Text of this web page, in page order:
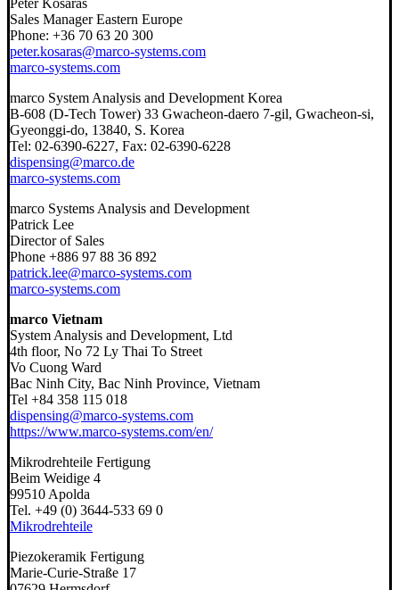
Peter Kosaras
Sales Manager Eastern Europe
Phone: +36 70 63 20 300
peter.kosaras@marco-systems.com
marco-systems.com
marco System Analysis and Development Korea
B-608 (D-Tech Tower) 33 Gwacheon-daero 7-gil, Gwacheon-si,
Gyeonggi-do, 13840, S. Korea
Tel: 02-6390-6227, Fax: 02-6390-6228
dispensing@marco.de
marco-systems.com
marco Systems Analysis and Development
Patrick Lee
Director of Sales
Phone +886 97 88 36 892
patrick.lee@marco-systems.com
marco-systems.com
marco Vietnam
System Analysis and Development, Ltd
4th floor, No 72 Ly Thai To Street
Vo Cuong Ward
Bac Ninh City, Bac Ninh Province, Vietnam
Tel +84 358 115 018
dispensing@marco-systems.com
https://www.marco-systems.com/en/
Mikrodrehteile Fertigung
Beim Weidige 4
99510 Apolda
Tel. +49 (0) 3644-533 69 0
Mikrodrehteile
Piezokeramik Fertigung
Marie-Curie-Straße 17